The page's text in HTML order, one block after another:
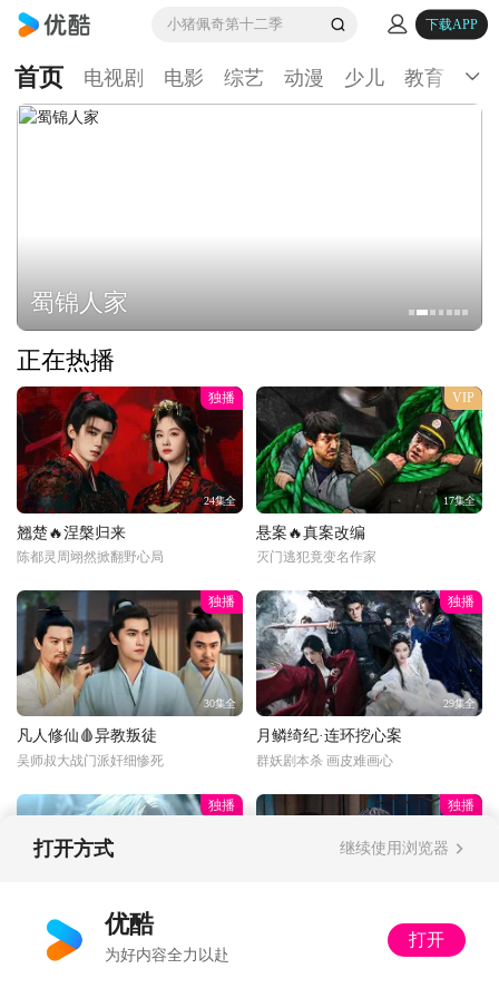
小猪佩奇第十二季 下载APP
首页 电视剧 电影 综艺 动漫 少儿 教育 生
蜀锦人家
正在热播
独播
24集全
翘楚🔥涅槃归来
陈都灵周翊然掀翻野心局
VIP
17集全
悬案🔥真案改编
灭门逃犯竟变名作家
独播
30集全
凡人修仙🩸异教叛徒
吴师叔大战门派奸细惨死
独播
29集全
月鳞绮纪·连环挖心案
群妖剧本杀 画皮难画心
独播
光阴年番💥狂吸祖地
二牛上嘴啃神像脚趾
独播
以法之名🔍暂停离职
打开方式 继续使用浏览器
优酷
为好内容全力以赴
打开